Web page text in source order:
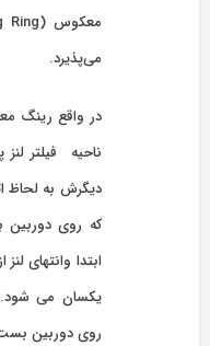
می‌پذیرد.
در واقع رینگ
ناحیه فیلتر
دیگرش به لحاظ
که روی دوربین
ابتدا وانتهای
یکسان می
روی دوربین